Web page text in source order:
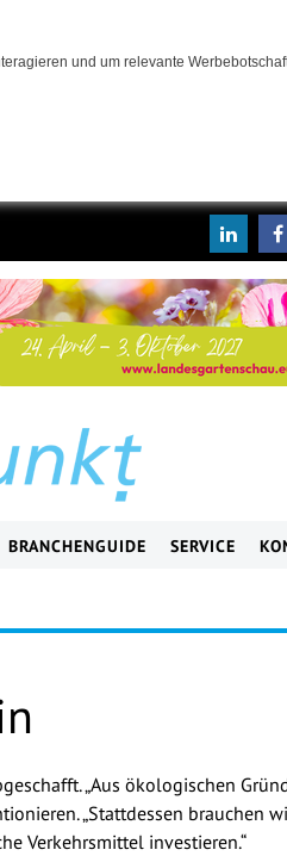
und um relevante
BRANCHENGUIDE SERVICE
„Aus ökologischen
„Stattdessen brauchen
Verkehrsmittel investieren.“